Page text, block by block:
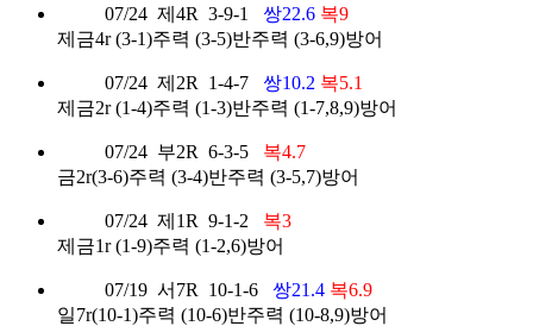
07/24 제4R 3-9-1 쌍22.6 복9
제금4r (3-1)주력 (3-5)반주력 (3-6,9)방어
07/24 제2R 1-4-7 쌍10.2 복5.1
제금2r (1-4)주력 (1-3)반주력 (1-7,8,9)방어
07/24 부2R 6-3-5
복4.7
금2r(3-6)주력 (3-4)반주력 (3-5,7)방어
07/24 제1R 9-1-2
복3
제금1r (1-9)주력 (1-2,6)방어
07/19 서7R 10-1-6 쌍21.4 복6.9
일7r(10-1)주력 (10-6)반주력 (10-8,9)방어